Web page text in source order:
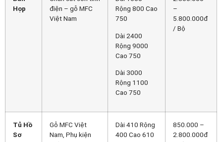
Họp
điện – gỗ MFC
Việt Nam
Rộng 800 Cao
750
Dài 2400
Rộng 9000
Cao 750
Dài 3000
Rộng 1100
Cao 750
–
5.800.000đ
/ Bộ
Tủ Hồ
Sơ
Gỗ MFC Việt
Nam, Phụ kiện
Dài 410 Rộng
400 Cao 610
850.000 –
2.800.000đ